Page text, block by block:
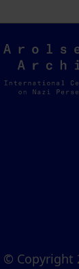
Arolsen
Archives
© Copyright